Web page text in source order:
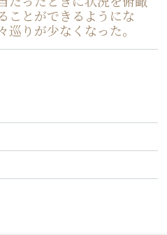
ことができるようにな
巡りが少なくなった。